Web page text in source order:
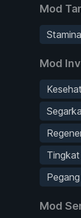
Mod
Mod
Mod